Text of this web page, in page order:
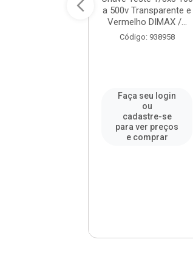
a 500v Transparente e
Vermelho DIMAX /...
Código: 938958
Faça seu login
ou
cadastre-se
para ver preços
e comprar